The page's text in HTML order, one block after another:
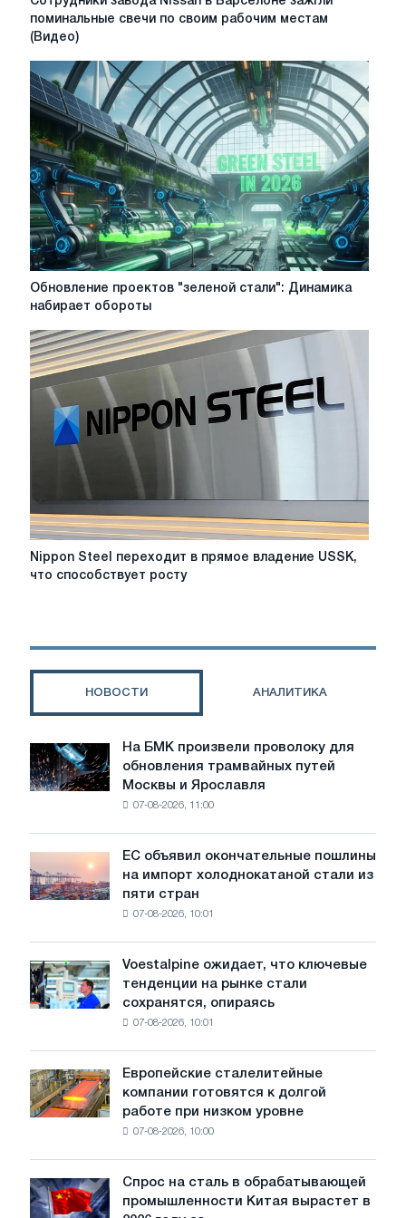
Nissan
Барселоне
зажгли
поминальные
свечи
по
своим
рабочим
местам
(Видео)
поминальные свечи по своим рабочим местам
(Видео)
Обновление
проектов
стали":
Динамика
набирает
обороты
Обновление проектов "зеленой стали": Динамика
набирает обороты
Nippon
владение
Nippon Steel переходит в прямое владение USSK,
что способствует росту
НОВОСТИ АНАЛИТИКА
На
БМК
произвели
трамвайных
путей
Ярославля
На БМК произвели проволоку для
обновления трамвайных путей
Москвы и Ярославля
07-08-2026, 11:00
объявил
окончательные
холоднокатаной
стали
стран
ЕС объявил окончательные пошлины
на импорт холоднокатаной стали из
пяти стран
07-08-2026, 10:01
Voestalpine
ожидает,
что
рынке
стали
на
диверсификацию
Voestalpine ожидает, что ключевые
тенденции на рынке стали
сохранятся, опираясь
07-08-2026, 10:01
Европейские
сталелитейные
компании
работе
при
Европейские сталелитейные
компании готовятся к долгой
работе при низком уровне
07-08-2026, 10:00
Спрос
на
Спрос на сталь в обрабатывающей
промышленности Китая вырастет в